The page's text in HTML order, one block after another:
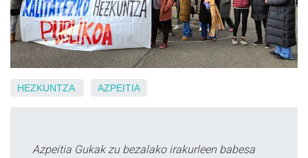
HEZKUNTZA AZPEITIA
Azpeitia Gukak zu bezalako irakurleen babesa